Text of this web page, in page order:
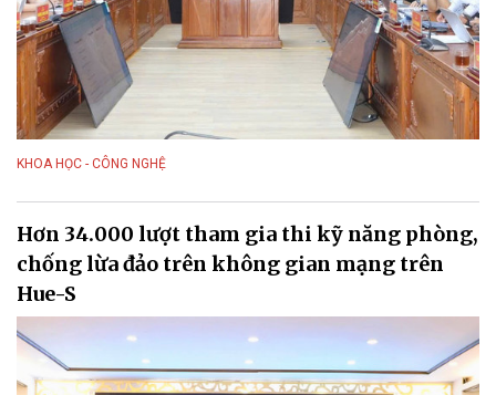
KHOA HỌC - CÔNG NGHỆ
Hơn 34.000 lượt tham gia thi kỹ năng phòng,
chống lừa đảo trên không gian mạng trên
Hue-S